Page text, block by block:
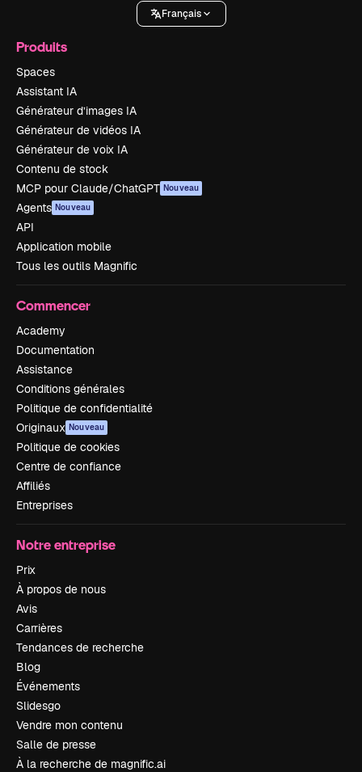
Français
Produits
Spaces
Assistant IA
Générateur d’images IA
Générateur de vidéos IA
Générateur de voix IA
Contenu de stock
MCP pour Claude/ChatGPT Nouveau
Agents Nouveau
API
Application mobile
Tous les outils Magnific
Commencer
Academy
Documentation
Assistance
Conditions générales
Politique de confidentialité
Originaux Nouveau
Politique de cookies
Centre de confiance
Affiliés
Entreprises
Notre entreprise
Prix
À propos de nous
Avis
Carrières
Tendances de recherche
Blog
Événements
Slidesgo
Vendre mon contenu
Salle de presse
À la recherche de magnific.ai